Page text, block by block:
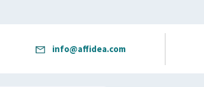
info@affidea.com